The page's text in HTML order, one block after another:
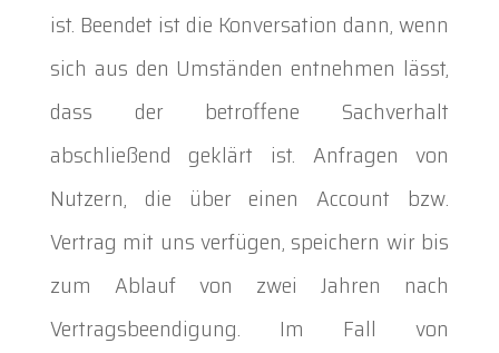
ist. Beendet ist die Konversation dann, wenn
sich aus den Umständen entnehmen lässt,
dass der betroffene Sachverhalt
abschließend geklärt ist. Anfragen von
Nutzern, die über einen Account bzw.
Vertrag mit uns verfügen, speichern wir bis
zum Ablauf von zwei Jahren nach
Vertragsbeendigung. Im Fall von